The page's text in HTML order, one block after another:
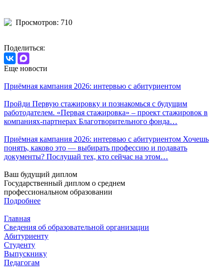
Просмотров: 710
Поделиться:
Еще новости
Приёмная кампания 2026: интервью с абитуриентом
Пройди Первую стажировку и познакомься с будущим
работодателем. «Первая стажировка» – проект стажировок в
компаниях-партнерах Благотворительного фонда…
Приёмная кампания 2026: интервью с абитуриентом Хочешь
понять, каково это — выбирать профессию и подавать
документы? Послушай тех, кто сейчас на этом…
Ваш будущий диплом
Государственный диплом о среднем
профессиональном образовании
Подробнее
Главная
Сведения об образовательной организации
Абитуриенту
Студенту
Выпускнику
Педагогам